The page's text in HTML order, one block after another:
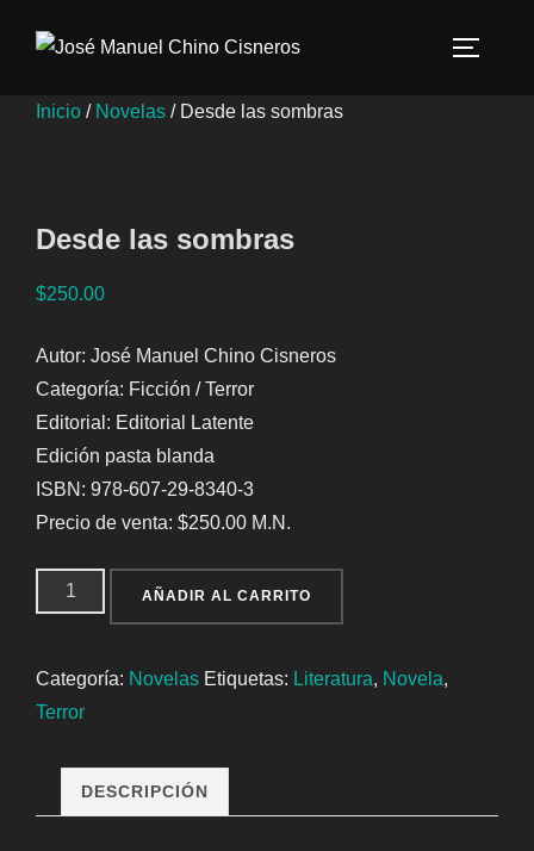
Inicio / Novelas / Desde las sombras
Desde las sombras
$250.00
Autor: José Manuel Chino Cisneros
Categoría: Ficción / Terror
Editorial: Editorial Latente
Edición pasta blanda
ISBN: 978-607-29-8340-3
Precio de venta: $250.00 M.N.
Desde
las
cantidad
AÑADIR AL CARRITO
Categoría: Novelas Etiquetas: Literatura, Novela,
Terror
DESCRIPCIÓN